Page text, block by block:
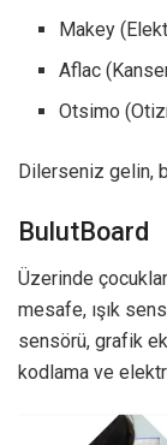
Makey
Aflac
Otsimo
Dilerseniz gelin,
BulutBoard
Üzerinde
mesafe, ışık
sensörü, grafik
kodlama ve